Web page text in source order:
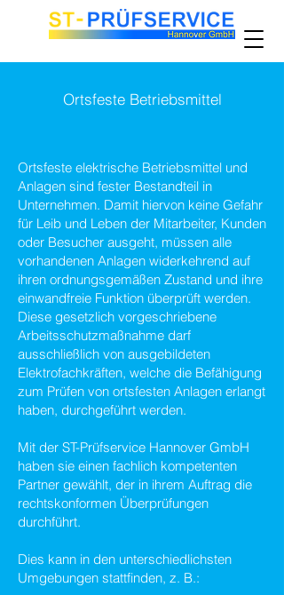
Ortsfeste Betriebsmittel
Ortsfeste elektrische Betriebsmittel und
Anlagen sind fester Bestandteil in
Unternehmen. Damit hiervon keine Gefahr
für Leib und Leben der Mitarbeiter, Kunden
oder Besucher ausgeht, müssen alle
vorhandenen Anlagen widerkehrend auf
ihren ordnungsgemäßen Zustand und ihre
einwandfreie Funktion überprüft werden.
Diese gesetzlich vorgeschriebene
Arbeitsschutzmaßnahme darf
ausschließlich von ausgebildeten
Elektrofachkräften, welche die Befähigung
zum Prüfen von ortsfesten Anlagen erlangt
haben, durchgeführt werden.
Mit der ST-Prüfservice Hannover GmbH
haben sie einen fachlich kompetenten
Partner gewählt, der in ihrem Auftrag die
rechtskonformen Überprüfungen
durchführt.
Dies kann in den unterschiedlichsten
Umgebungen stattfinden, z. B.: